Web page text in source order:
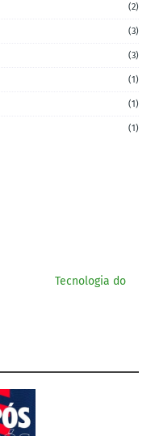
(2)
(3)
(3)
(1)
(1)
(1)
Tecnologia do